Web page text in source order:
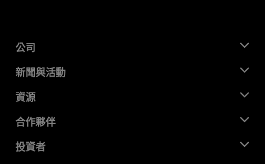
公司
關於 AMD
企業責任
招聘
聯絡我們
新聞與活動
新聞室
媒體庫
資源
開發者中心
案例研究
合作夥伴
AMD 合作夥伴中心
投資者